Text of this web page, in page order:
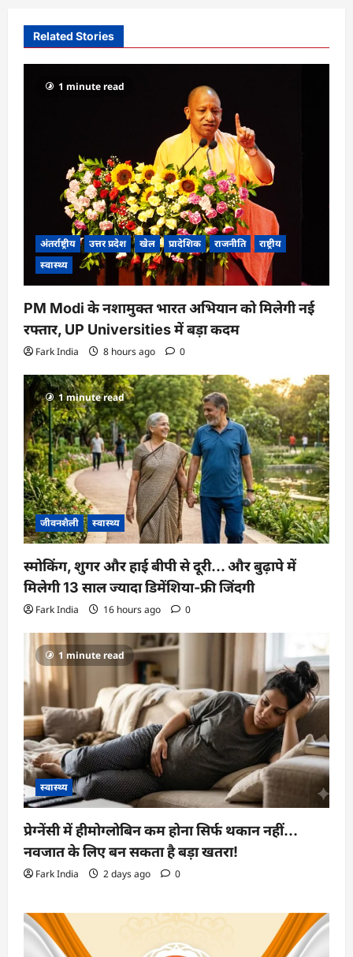
vRelated Stories
1 minute read
अंतर्राष्ट्रीय उत्तर प्रदेश खेल प्रादेशिक राजनीति
राष्ट्रीय
स्वास्थ्य
PM Modi के नशामुक्त भारत अभियान को मिलेगी नई
रफ्तार, UP Universities में बड़ा कदम
Fark India 8 hours ago 0
1 minute read
जीवनशैली स्वास्थ्य
स्मोकिंग, शुगर और हाई बीपी से दूरी… और बुढ़ापे में
मिलेगी 13 साल ज्यादा डिमेंशिया-फ्री जिंदगी
Fark India 16 hours ago 0
1 minute read
स्वास्थ्य
प्रेग्नेंसी में हीमोग्लोबिन कम होना सिर्फ थकान नहीं…
नवजात के लिए बन सकता है बड़ा खतरा!
Fark India 2 days ago 0